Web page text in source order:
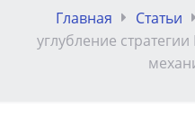
Главная Статьи
углубление